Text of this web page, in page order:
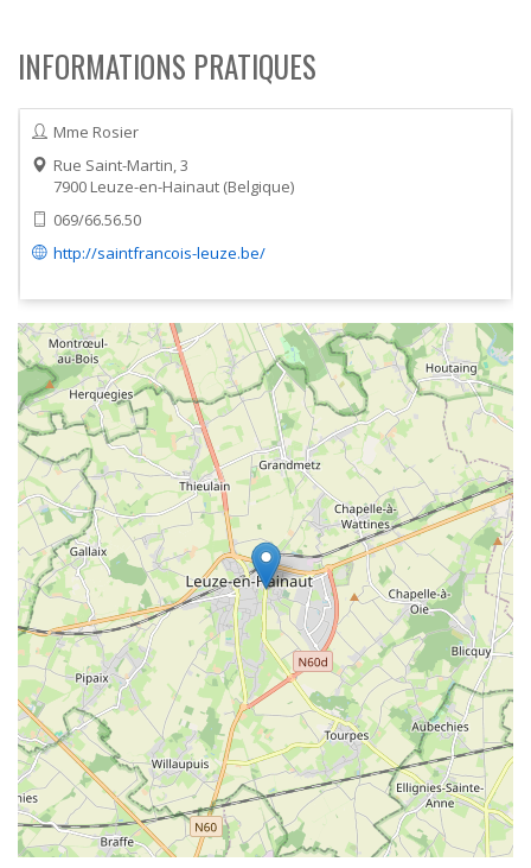
INFORMATIONS PRATIQUES
Mme Rosier
Rue Saint-Martin, 3
7900 Leuze-en-Hainaut Belgique
069/66.56.50
http://saintfrancois-leuze.be/